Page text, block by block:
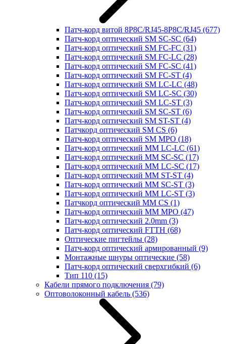
Патч-корд витой 8P8C/RJ45-8P8C/RJ45 (677)
Патч-корд оптический SM SC-SC (64)
Патч-корд оптический SM FC-FC (31)
Патч-корд оптический SM FC-LC (28)
Патч-корд оптический SM FC-SC (41)
Патч-корд оптический SM FC-ST (4)
Патч-корд оптический SM LC-LC (48)
Патч-корд оптический SM LC-SC (30)
Патч-корд оптический SM LC-ST (3)
Патч-корд оптический SM SC-ST (6)
Патч-корд оптический SM ST-ST (4)
Патчкорд оптический SM CS (6)
Патч-корд оптический SM MPO (18)
Патч-корд оптический MM LC-LC (61)
Патч-корд оптический MM SC-SC (17)
Патч-корд оптический MM LC-SC (17)
Патч-корд оптический MM ST-ST (4)
Патч-корд оптический MM SC-ST (3)
Патч-корд оптический MM LC-ST (3)
Патчкорд оптический MM CS (1)
Патч-корд оптический MM MPO (47)
Патч-корд оптический 2.0mm (3)
Патч-корд оптический FTTH (68)
Оптические пигтейлы (28)
Патч-корд оптический армированный (9)
Монтажные шнуры оптические (58)
Патч-корд оптический сверхгибкий (6)
Тип 110 (15)
Кабели прямого подключения (79)
Оптоволоконный кабель (536)